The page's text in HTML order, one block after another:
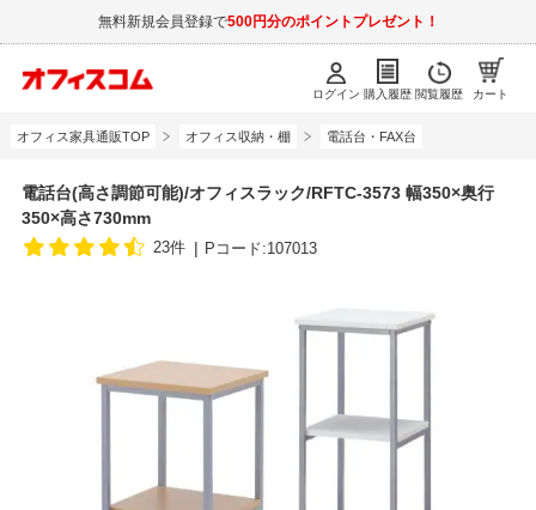
無料新規会員登録で500円分のポイントプレゼント！
ログイン 購入履歴 閲覧履歴 カート
オフィス家具通販TOP オフィス収納・棚 電話台・FAX台
電話台(高さ調節可能)/オフィスラック/RFTC-3573 幅350×奥行
350×高さ730mm
23件 Pコード:107013